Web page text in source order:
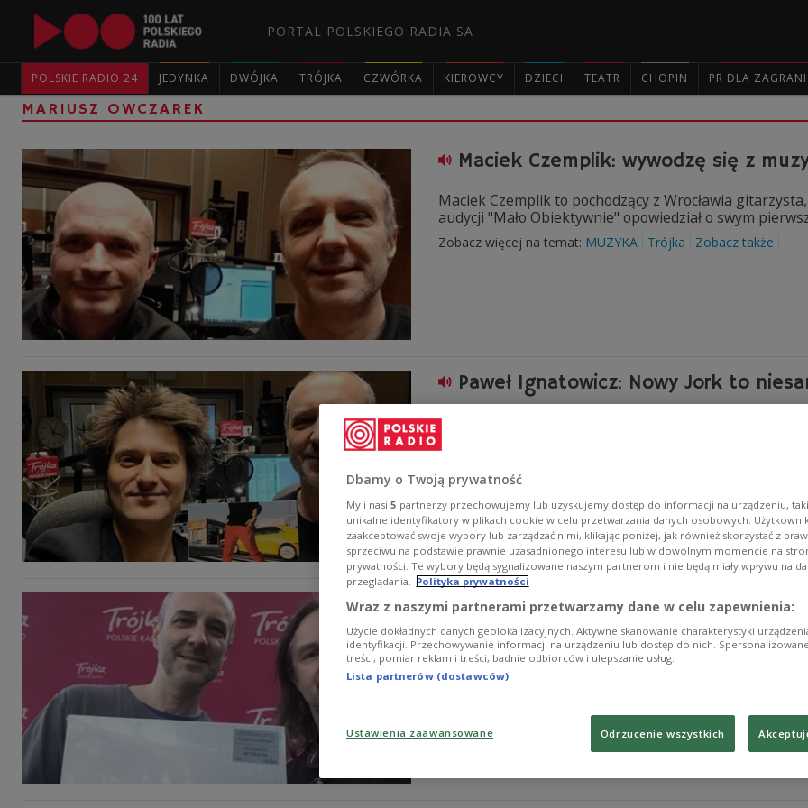
PORTAL POLSKIEGO RADIA SA
POLSKIE RADIO 24 JEDYNKA DWÓJKA TRÓJKA CZWÓRKA KIEROWCY DZIECI TEATR CHOPIN PR DLA
MARIUSZ OWCZAREK
Maciek Czemplik: wywodzę się z
Maciek Czemplik to pochodzący z Wrocławia
audycji "Mało Obiektywnie" opowiedział o swym
Zobacz więcej na temat: MUZYKA Trójka Zobacz także
Paweł Ignatowicz: Nowy Jork to
Paweł Ignatowicz to gitarzysta, kompozytor i
"Mało Obiektywnie" rozmawialiśmy o jego polskich i
2025 rok.
Zobacz więcej na temat:
Piotr Komosiński: gram to, co mi
Piotr Komosiński w audycji "Mało Obiektywnie"
historie" to album, który artysta zadedykował
Zobacz więcej na temat:
Dbamy o Twoją prywatność
My i nasi 5 partnerzy przechowujemy lub uzyskujemy dostęp do informacji na urządzeniu,
unikalne identyfikatory w plikach cookie w celu przetwarzania danych osobowych.
zaakceptować swoje wybory lub zarządzać nimi, klikając poniżej, jak również skorzystać z
sprzeciwu na podstawie prawnie uzasadnionego interesu lub w dowolnym momencie na
prywatności. Te wybory będą sygnalizowane naszym partnerom i nie będą miały wpływu na
przeglądania. Polityka prywatności
Wraz z naszymi partnerami przetwarzamy dane w celu zapewnienia:
Użycie dokładnych danych geolokalizacyjnych. Aktywne skanowanie charakterystyki
identyfikacji. Przechowywanie informacji na urządzeniu lub dostęp do nich.
treści, pomiar reklam i treści, badnie odbiorców i ulepszanie usług.
Lista partnerów (dostawców)
Ustawienia zaawansowane Odrzucenie wszystkich